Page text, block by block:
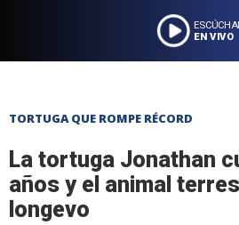
EN VIVO
TORTUGA QUE ROMPE RÉCORD
La tortuga Jonathan
años y el animal
longevo